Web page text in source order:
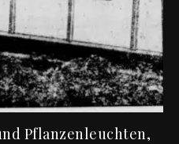
Pflanzenleuchten,